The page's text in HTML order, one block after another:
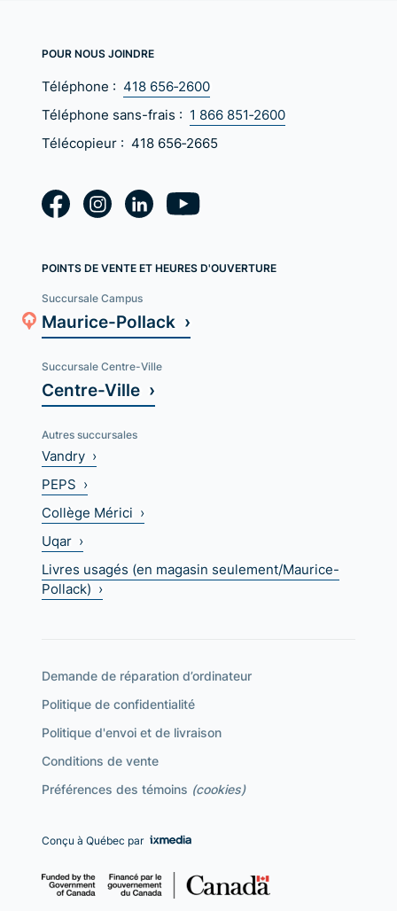
POUR NOUS JOINDRE
Téléphone : 418 656‑2600
Téléphone sans-frais : 1 866 851‑2600
Télécopieur : 418 656‑2665
POINTS DE VENTE ET HEURES D'OUVERTURE
Succursale Campus
Maurice-Pollack ›
Succursale Centre-Ville
Centre-Ville ›
Autres succursales
Vandry ›
PEPS ›
Collège Mérici ›
Uqar ›
Livres usagés (en magasin seulement/Maurice-
Pollack) ›
Demande de réparation d’ordinateur
Politique de confidentialité
Politique d'envoi et de livraison
Conditions de vente
Préférences des témoins (cookies)
Conçu à Québec par